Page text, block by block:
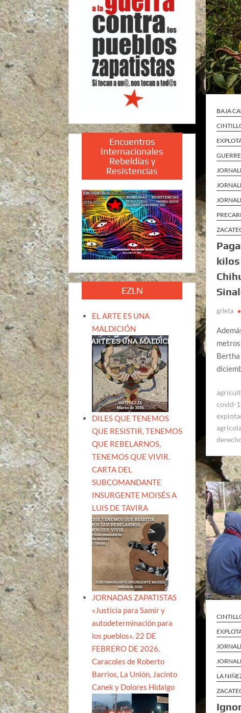
BAJA
kilos
grieta
Bertha
covid-
LA
Encuentros
Internacionales
Rebeldías y
Resistencias
EZLN
EL ARTE ES UNA
MALDICIÓN
DILES QUE TENEMOS
QUE RESISTIR, TENEMOS
QUE REBELARNOS,
TENEMOS QUE VIVIR.
CARTA DEL
SUBCOMANDANTE
INSURGENTE MOISÉS A
LUIS DE TAVIRA
JORNADAS ZAPATISTAS
«Justicia para Samir y
autodeterminación para
los pueblos». 22 DE
FEBRERO DE 2026,
Caracoles de Roberto
Barrios, La Unión, Jacinto
Canek y Dolores Hidalgo